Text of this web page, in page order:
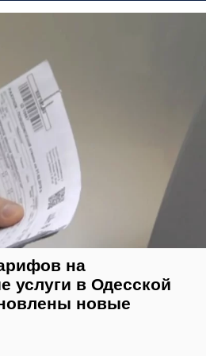
на
услуги в Одесской
новые